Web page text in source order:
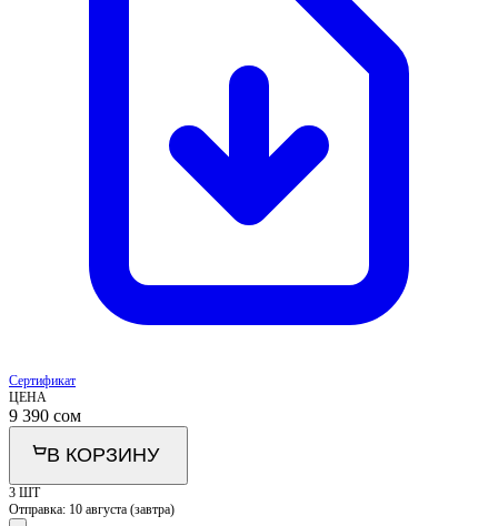
Сертификат
ЦЕНА
9 390 сом
В КОРЗИНУ
3 ШТ
Отправка: 10 августа (завтра)